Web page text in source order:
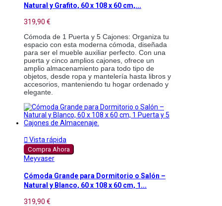
Natural y Grafito, 60 x 108 x 60 cm,...
319,90 €
Cómoda de 1 Puerta y 5 Cajones: Organiza tu
espacio con esta moderna cómoda, diseñada
para ser el mueble auxiliar perfecto. Con una
puerta y cinco amplios cajones, ofrece un
amplio almacenamiento para todo tipo de
objetos, desde ropa y mantelería hasta libros y
accesorios, manteniendo tu hogar ordenado y
elegante.
 Vista rápida
Compra Ahora
Meyvaser
Cómoda Grande para Dormitorio o Salón –
Natural y Blanco, 60 x 108 x 60 cm, 1...
319,90 €